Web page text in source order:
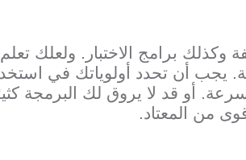
برامج الاختبار. ولعلك
يجب أن تحدد أولوياتك في
أو قد لا يروق لك البرمجة
من المعتاد.